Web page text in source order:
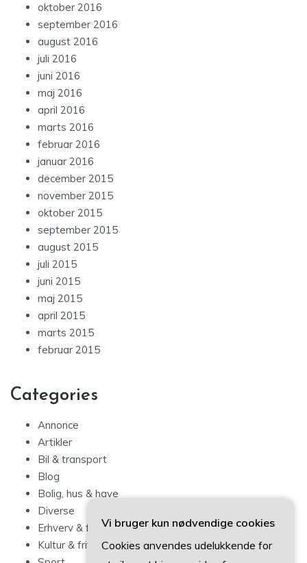
oktober 2016
september 2016
august 2016
juli 2016
juni 2016
maj 2016
april 2016
marts 2016
februar 2016
januar 2016
december 2015
november 2015
oktober 2015
september 2015
august 2015
juli 2015
juni 2015
maj 2015
april 2015
marts 2015
februar 2015
Categories
Annonce
Artikler
Bil & transport
Blog
Bolig, hus & have
Diverse
Erhverv & forbrug
Kultur & fritid
Vi bruger kun nødvendige cookies
Cookies anvendes udelukkende for